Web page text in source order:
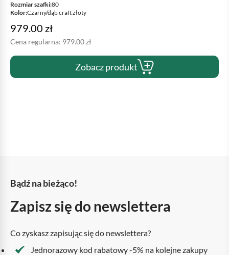
Rozmiar szafki:80
Kolor:Czarny/dąb craft złoty
979.00 zł
Cena regularna: 979.00zł
Zobacz produkt
Bądź na bieżąco!
Zapisz się do newslettera
Co zyskasz zapisując się do newslettera?
Jednorazowy kod rabatowy -5% na kolejne zakupy